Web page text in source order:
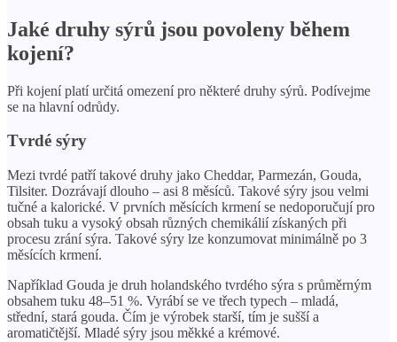
Jaké druhy sýrů jsou povoleny během
kojení?
Při kojení platí určitá omezení pro některé druhy sýrů. Podívejme
se na hlavní odrůdy.
Tvrdé sýry
Mezi tvrdé patří takové druhy jako Cheddar, Parmezán, Gouda,
Tilsiter. Dozrávají dlouho – asi 8 měsíců. Takové sýry jsou velmi
tučné a kalorické. V prvních měsících krmení se nedoporučují pro
obsah tuku a vysoký obsah různých chemikálií získaných při
procesu zrání sýra. Takové sýry lze konzumovat minimálně po 3
měsících krmení.
Například Gouda je druh holandského tvrdého sýra s průměrným
obsahem tuku 48–51 %. Vyrábí se ve třech typech – mladá,
střední, stará gouda. Čím je výrobek starší, tím je sušší a
aromatičtější. Mladé sýry jsou měkké a krémové.